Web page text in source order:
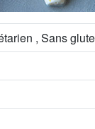
, Sans